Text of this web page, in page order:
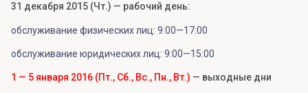
31 декабря 2015 (Чт.) — рабочий день:
обслуживание физических лиц: 9:00—17:00
обслуживание юридических лиц: 9:00—15:00
1 — 5 января 2016 (Пт., Сб., Вс., Пн., Вт.) — выходные дни